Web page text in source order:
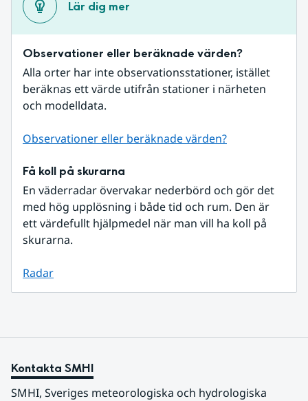
Lär dig mer
Observationer eller beräknade värden?
Alla orter har inte observationsstationer, istället
beräknas ett värde utifrån stationer i närheten
och modelldata.
Observationer eller beräknade värden?
Få koll på skurarna
En väderradar övervakar nederbörd och gör det
med hög upplösning i både tid och rum. Den är
ett värdefullt hjälpmedel när man vill ha koll på
skurarna.
Radar
Kontakta SMHI
SMHI, Sveriges meteorologiska och hydrologiska